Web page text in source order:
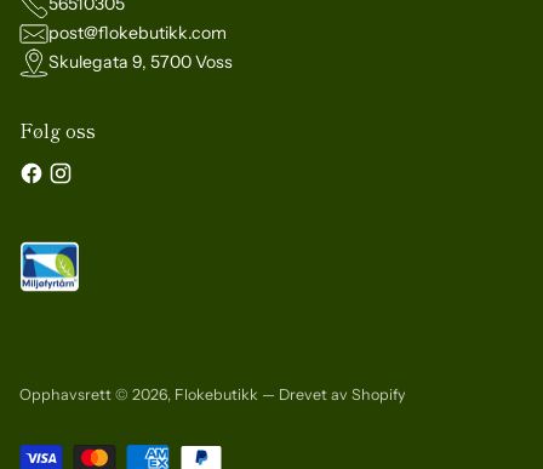
post@flokebutikk.com
Skulegata 9, 5700 Voss
Følg oss
Opphavsrett © 2026, Flokebutikk — Drevet av Shopify